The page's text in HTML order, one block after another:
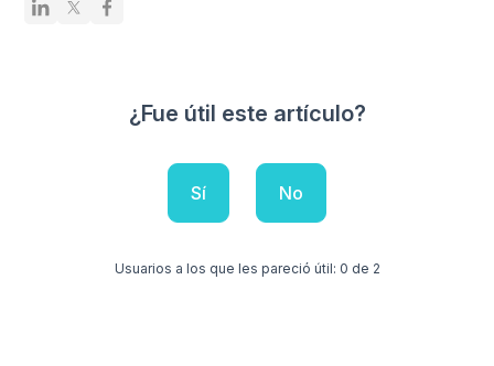
¿Fue útil este artículo?
Sí No
Usuarios a los que les pareció útil: 0 de 2